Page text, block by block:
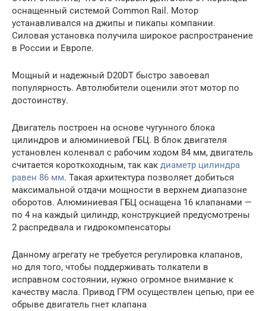
оснащенный системой Common Rail. Мотор
устанавливался на джипы и пикапы компании.
Силовая установка получила широкое распространение
в России и Европе.
Мощный и надежный D20DT быстро завоевал
популярность. Автолюбители оценили этот мотор по
достоинству.
Двигатель построен на основе чугунного блока
цилиндров и алюминиевой ГБЦ. В блок двигателя
установлен коленвал с рабочим ходом 84 мм, двигатель
считается короткоходным, так как диаметр цилиндра
равен 86 мм. Такая архитектура позволяет добиться
максимальной отдачи мощности в верхнем диапазоне
оборотов. Алюминиевая ГБЦ оснащена 16 клапанами —
по 4 на каждый цилиндр, конструкцией предусмотрены
2 распредвала и гидрокомпенсаторы
Данному агрегату не требуется регулировка клапанов,
но для того, чтобы поддерживать толкатели в
исправном состоянии, нужно огромное внимание к
качеству масла. Привод ГРМ осуществлен цепью, при ее
обрыве двигатель гнет клапана